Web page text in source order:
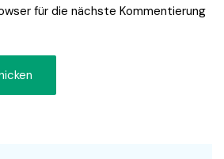
für die nächste Kommentierung